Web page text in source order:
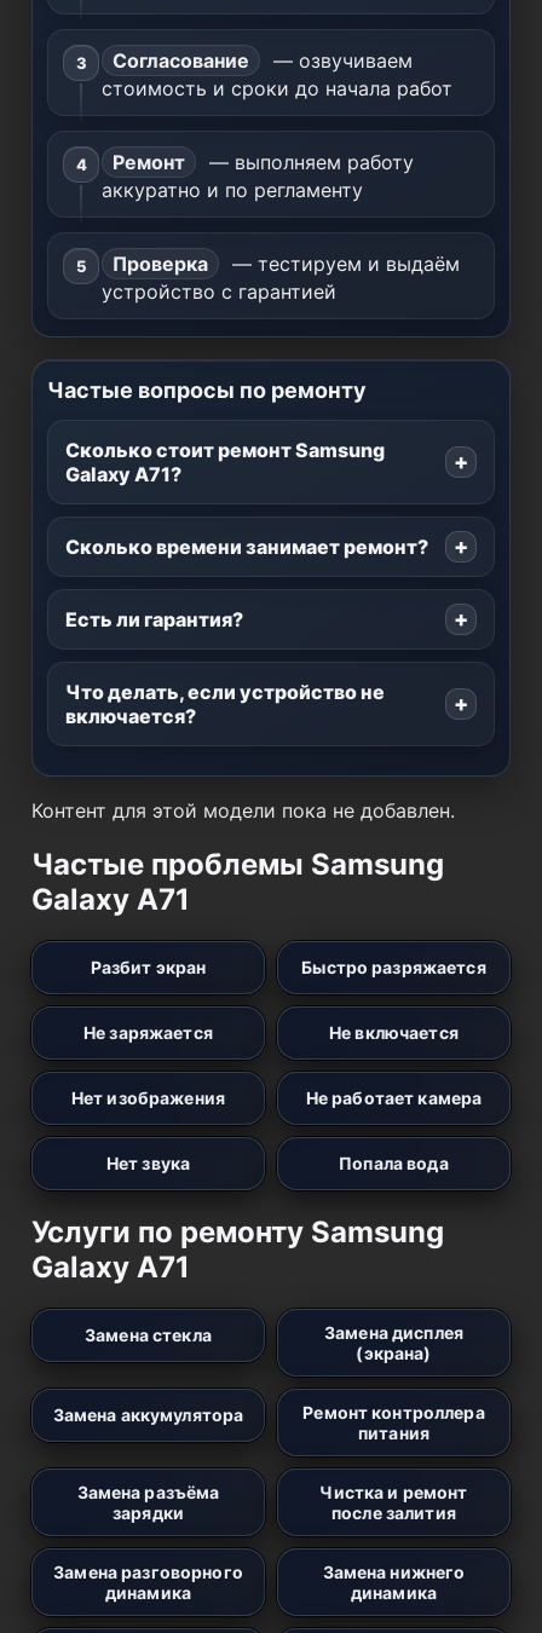
Согласование
— озвучиваем
стоимость и сроки до начала работ
Ремонт
— выполняем работу
аккуратно и по регламенту
Проверка
— тестируем и выдаём
устройство с гарантией
Частые вопросы по ремонту
Сколько стоит ремонт Samsung
Galaxy A71?
Сколько времени занимает ремонт?
Есть ли гарантия?
Что делать, если устройство не
включается?
Контент для этой модели пока не добавлен.
Частые проблемы Samsung
Galaxy A71
Разбит экран Быстро разряжается
Не заряжается Не включается
Нет изображения Не работает камера
Нет звука Попала вода
Услуги по ремонту Samsung
Galaxy A71
Замена стекла
Замена дисплея
(экрана)
Замена аккумулятора
Ремонт контроллера
питания
Замена разъёма
зарядки
Чистка и ремонт
после залития
Замена разговорного
динамика
Замена нижнего
динамика